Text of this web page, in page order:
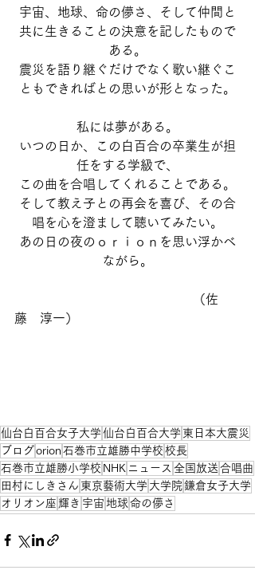
宇宙、地球、命の儚さ、そして仲間と
共に生きることの決意を記したもので
ある。
震災を語り継ぐだけでなく歌い継ぐこ
ともできればとの思いが形となった。
私には夢がある。
いつの日か、この白百合の卒業生が担
任をする学級で、
この曲を合唱してくれることである。
そして教え子との再会を喜び、その合
唱を心を澄まして聴いてみたい。
あの日の夜のｏｒｉｏｎを思い浮かべ
ながら。
（佐
藤　淳一）
仙台白百合女子大学仙台白百合大学 東日本大震災
ブログorion 石巻市立雄勝中学校 校長
石巻市立雄勝小学校 NHK ニュース 全国放送 合唱曲
田村にしきさん 東京藝術大学 大学院 鎌倉女子大学
オリオン座 輝き 宇宙 地球 命の儚さ